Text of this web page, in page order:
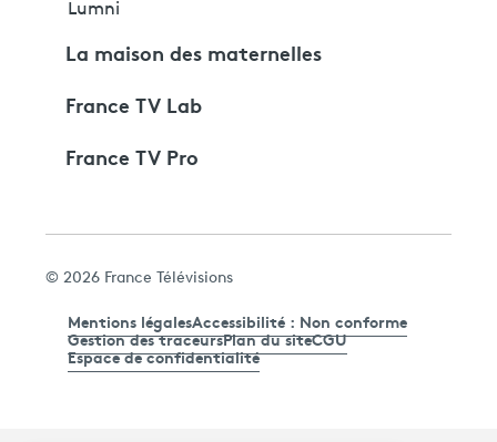
Lumni
La maison des maternelles
France TV Lab
France TV Pro
© 2026 France Télévisions
Mentions légalesAccessibilité : Non conforme
Gestion des traceursPlan du siteCGU
Espace de confidentialité